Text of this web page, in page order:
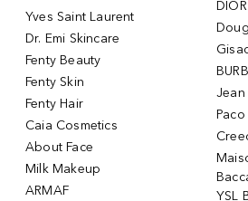
Yves Saint Laurent
Dr. Emi Skincare
Fenty Beauty
Fenty Skin
Fenty Hair
Caia Cosmetics
About Face
Milk Makeup
ARMAF
Jean
YSL